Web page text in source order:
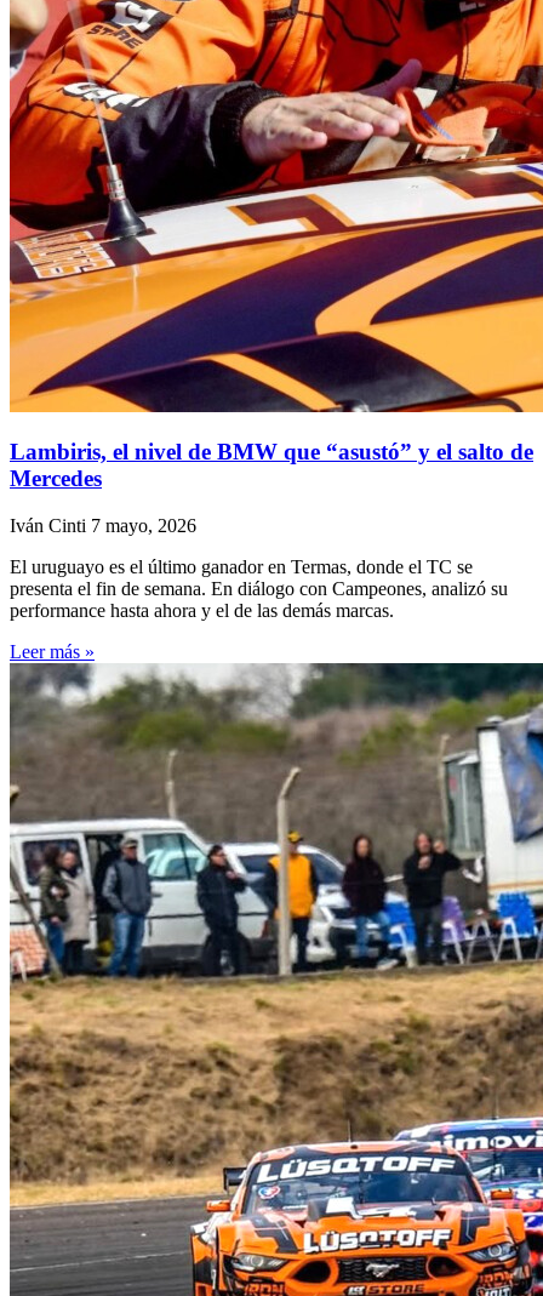
Lambiris, el nivel de BMW que “asustó” y el salto de
Mercedes
Iván Cinti 7 mayo, 2026
El uruguayo es el último ganador en Termas, donde el TC se
presenta el fin de semana. En diálogo con Campeones, analizó su
performance hasta ahora y el de las demás marcas.
Leer más »